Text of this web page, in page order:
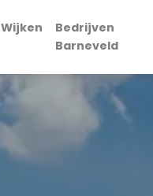
Wijken
Bedrijven
Barneveld